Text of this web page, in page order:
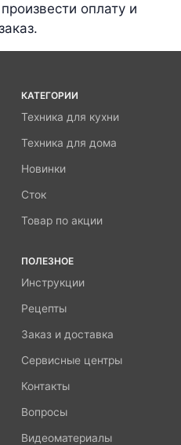
оплату и
КАТЕГОРИИ
Техника для кухни
Техника для дома
Новинки
Сток
Товар по акции
ПОЛЕЗНОЕ
Инструкции
Рецепты
Заказ и доставка
Сервисные центры
Контакты
Вопросы
Видеоматериалы